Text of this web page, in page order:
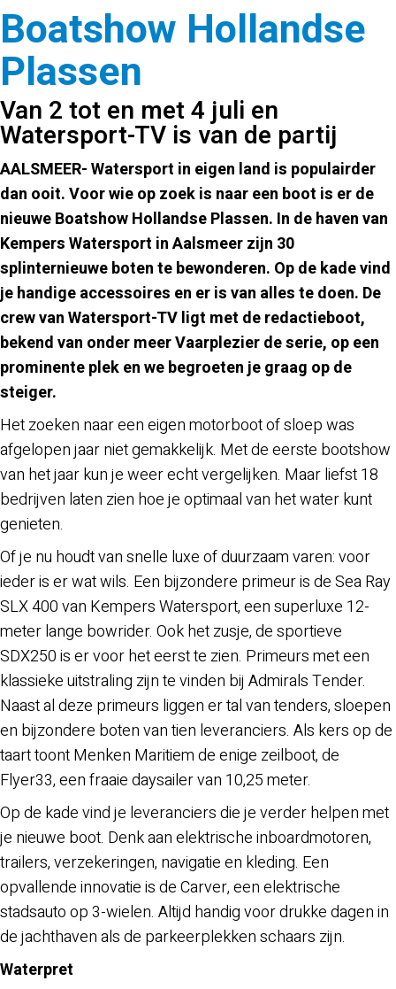
Boatshow Hollandse
Plassen
Van 2 tot en met 4 juli en
Watersport-TV is van de partij
AALSMEER-Watersport in eigen land is populairder
dan ooit. Voor wie op zoek is naar een boot is er de
nieuwe Boatshow Hollandse Plassen. In de haven van
Kempers Watersport in Aalsmeer zijn 30
splinternieuwe boten te bewonderen. Op de kade vind
je handige accessoires en er is van alles te doen. De
crew van Watersport-TV ligt met de redactieboot,
bekend van onder meer Vaarplezier de serie, op een
prominente plek en we begroeten je graag op de
steiger.
Het zoeken naar een eigen motorboot of sloep was
afgelopen jaar niet gemakkelijk. Met de eerste bootshow
van het jaar kun je weer echt vergelijken. Maar liefst 18
bedrijven laten zien hoe je optimaal van het water kunt
genieten.
Of je nu houdt van snelle luxe of duurzaam varen: voor
ieder is er wat wils. Een bijzondere primeur is de Sea Ray
SLX 400 van Kempers Watersport, een superluxe 12-
meter lange bowrider. Ook het zusje, de sportieve
SDX250 is er voor het eerst te zien. Primeurs met een
klassieke uitstraling zijn te vinden bij Admirals Tender.
Naast al deze primeurs liggen er tal van tenders, sloepen
en bijzondere boten van tien leveranciers. Als kers op de
taart toont Menken Maritiem de enige zeilboot, de
Flyer33, een fraaie daysailer van 10,25 meter.
Op de kade vind je leveranciers die je verder helpen met
je nieuwe boot. Denk aan elektrische inboardmotoren,
trailers, verzekeringen, navigatie en kleding. Een
opvallende innovatie is de Carver, een elektrische
stadsauto op 3-wielen. Altijd handig voor drukke dagen in
de jachthaven als de parkeerplekken schaars zijn.
Waterpret